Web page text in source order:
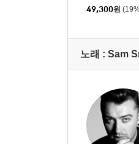
tain - Original
icture
49,300원
노래 : Sam